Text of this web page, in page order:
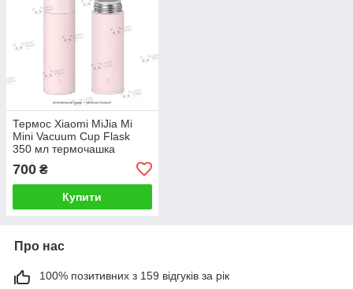
Термос Xiaomi MiJia Mi
Mini Vacuum Cup Flask
350 мл термочашка
(MJMNBWB01PL
BHR5665CN) 2248P
700 ₴
Купити
Про нас
100% позитивних з 159 відгуків за рік